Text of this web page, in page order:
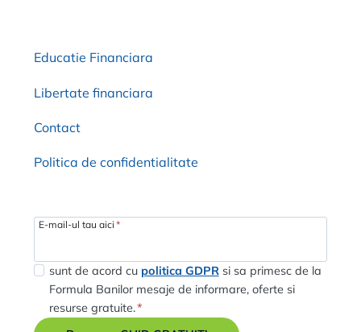
Educatie Financiara
Libertate financiara
Contact
Politica de confidentialitate
E-mail-ul tau aici *
sunt de acord cu politica GDPRsi sa primesc de la
Formula Banilor mesaje de informare, oferte si
resurse gratuite.*